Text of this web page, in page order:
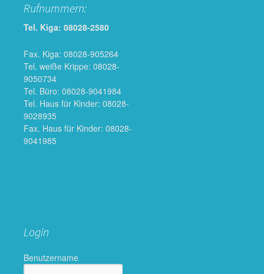
Rufnummern:
Tel. Kiga: 08028-2580
Fax. Kiga: 08028-905264
Tel. weiße Krippe: 08028-
9050734
Tel. Büro: 08028-9041984
Tel. Haus für Kinder: 08028-
9028935
Fax. Haus für Kinder: 08028-
9041985
Login
Benutzername